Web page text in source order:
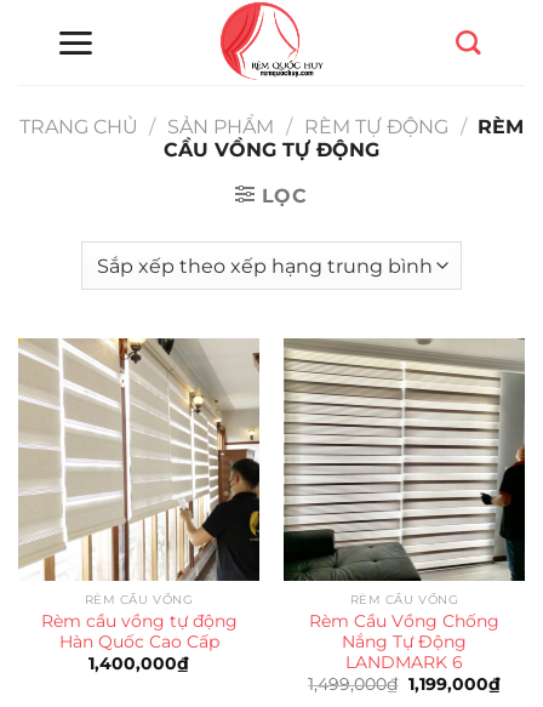
TRANG CHỦ
/ SẢN PHẨM / RÈM TỰ ĐỘNG / RÈM
CẦU VỒNG TỰ ĐỘNG
LỌC
RÈM CẦU VỒNG
Rèm cầu vồng tự động
Hàn Quốc Cao Cấp
1,400,000₫
RÈM CẦU VỒNG
Rèm Cầu Vồng Chống
Nắng Tự Động
LANDMARK 6
1,499,000₫ Giá
gốc
1,199,000₫Giá
hiện